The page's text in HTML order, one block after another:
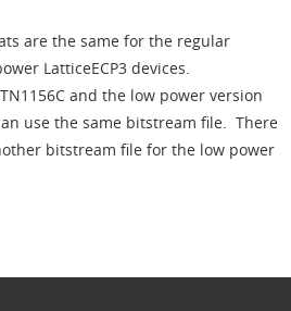
are the same for the regular
LatticeECP3 devices.
and the low power version
use the same bitstream file. There
bitstream file for the low power